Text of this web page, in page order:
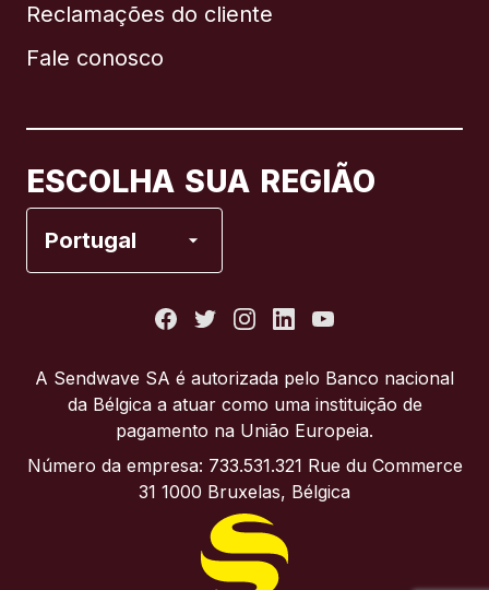
Reclamações do cliente
Fale conosco
ESCOLHA SUA REGIÃO
Portugal
Brasil
Itália
Portugal
Reino Unido
A Sendwave SA é autorizada pelo Banco nacional
da Bélgica a atuar como uma instituição de
pagamento na União Europeia.
Número da empresa: 733.531.321 Rue du Commerce
31 1000 Bruxelas, Bélgica